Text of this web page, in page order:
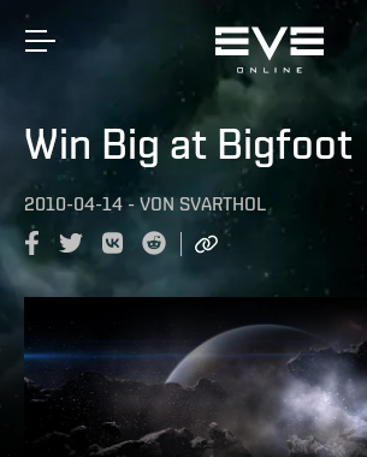
Win Big at Bigfoot
2010-04-14 - VON SVARTHOL